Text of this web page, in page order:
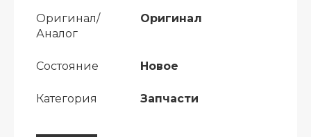
Оригинал/
Аналог
Оригинал
Состояние Новое
Категория Запчасти